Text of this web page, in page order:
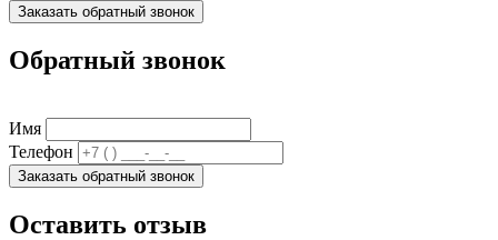
Заказать обратный звонок
Обратный звонок
Имя
Телефон
Заказать обратный звонок
Оставить отзыв